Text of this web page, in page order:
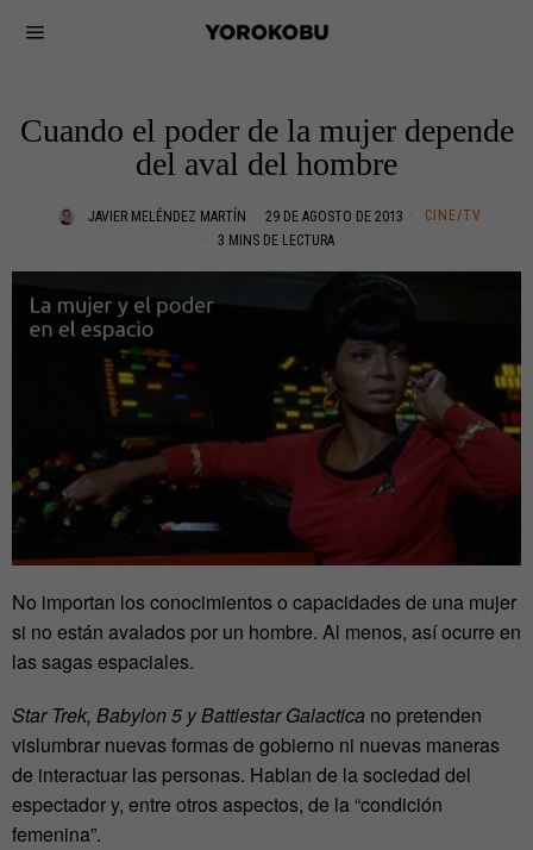
Cuando el poder de la mujer depende
del aval del hombre
JAVIER MELÉNDEZ MARTÍN 29 DE AGOSTO DE 2013
CINE/TV
3 MINS DE LECTURA
No importan los conocimientos o capacidades de una mujer
si no están avalados por un hombre. Al menos, así ocurre en
las sagas espaciales.
Star Trek, Babylon 5 y Battlestar Galactica no pretenden
vislumbrar nuevas formas de gobierno ni nuevas maneras
de interactuar las personas. Hablan de la sociedad del
espectador y, entre otros aspectos, de la “condición
femenina”.